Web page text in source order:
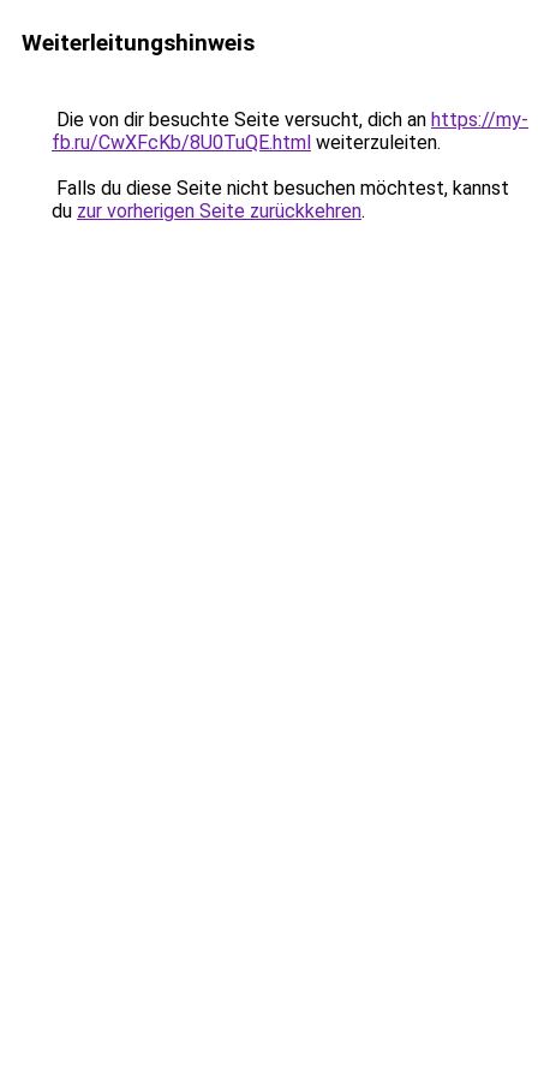
Weiterleitungshinweis
Die von dir besuchte Seite versucht, dich an https://my-
fb.ru/CwXFcKb/8U0TuQE.html weiterzuleiten.
Falls du diese Seite nicht besuchen möchtest, kannst
du zur vorherigen Seite zurückkehren.